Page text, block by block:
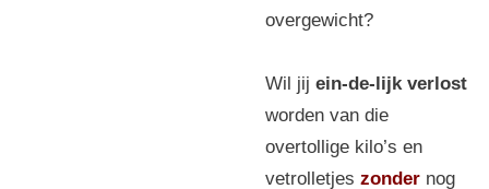
overgewicht?
Wil jij ein-de-lijk verlost
worden van die
overtollige kilo’s en
vetrolletjes zondernog